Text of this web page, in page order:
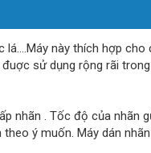
lá….Máy này thích hợp cho
sử dụng rộng rãi
nhãn . Tốc độ của nhãn
ý muốn. Máy dán